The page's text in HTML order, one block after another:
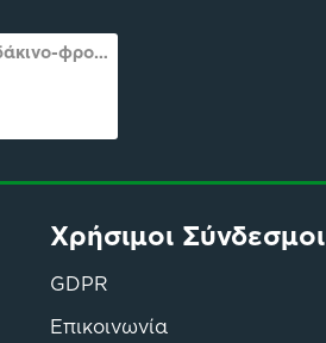
Πουρές μήλο-ροδάκινο-φρούτα δάσους από 8μην ΒΙΟ HOLLE 100g
Χρήσιμοι Σύνδεσμοι
GDPR
Επικοινωνία